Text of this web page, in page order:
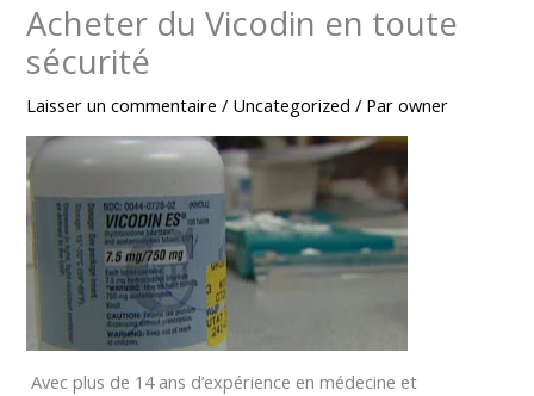
Acheter du Vicodin en toute
sécurité
Laisser un commentaire / Uncategorized / Parowner
Avec plus de 14 ans d’expérience en médecine et